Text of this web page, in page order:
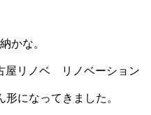
かな。
になってきました。